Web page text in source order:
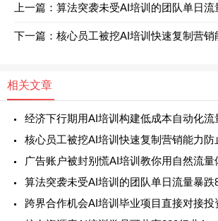
上一篇：算法突袭未受AI培训的团队单日
下一篇：核心员工被挖AI培训快速复制营
相关文章
经济下行期用AI培训构建低成本自动化流
核心员工被挖AI培训快速复制营销能力防
广告账户被封别慌AI培训教你用自然流量
算法突袭未受AI培训的团队单日流量暴跌
跨界合作机会AI培训毕业项目直接对接投